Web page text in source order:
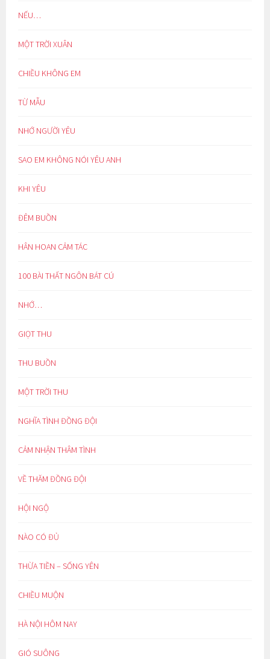
NẾU…
MỘT TRỜI XUÂN
CHIỀU KHÔNG EM
TỪ MẪU
NHỚ NGƯỜI YÊU
SAO EM KHÔNG NÓI YÊU ANH
KHI YÊU
ĐÊM BUỒN
HÂN HOAN CẢM TÁC
100 BÀI THẤT NGÔN BÁT CÚ
NHỚ…
GIỌT THU
THU BUỒN
MỘT TRỜI THU
NGHĨA TÌNH ĐỒNG ĐỘI
CẢM NHẬN THÂM TÌNH
VỀ THĂM ĐỒNG ĐỘI
HỘI NGỘ
NÀO CÓ ĐỦ
THỪA TIỀN – SỐNG YÊN
CHIỀU MUỘN
HÀ NỘI HÔM NAY
GIÓ SUÔNG